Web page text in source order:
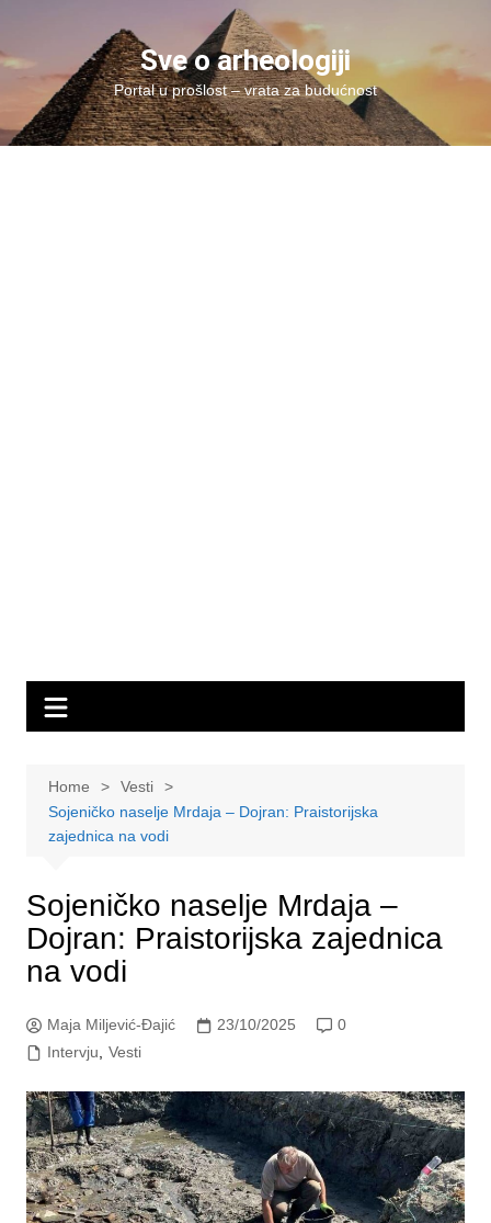
content
Sve o arheologiji
Portal u prošlost – vrata za budućnost
Home
Vesti
Sojeničko naselje Mrdaja – Dojran: Praistorijska
zajednica na vodi
Sojeničko naselje Mrdaja –
Dojran: Praistorijska zajednica
na vodi
Maja Miljević-Đajić 23/10/2025
0
Intervju, Vesti